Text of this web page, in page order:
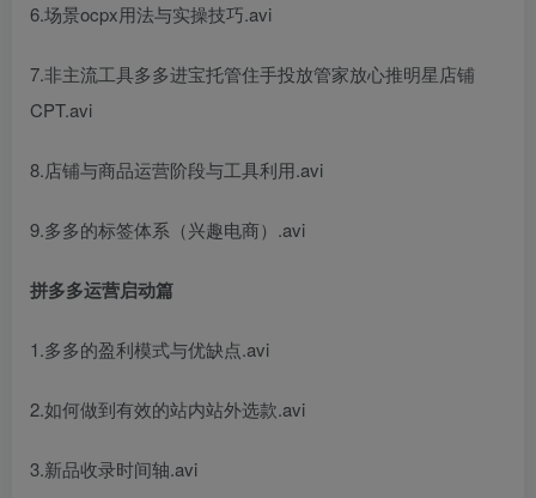
6.场景ocpx用法与实操技巧.avi
7.非主流工具多多进宝托管住手投放管家放心推明星店铺
CPT.avi
8.店铺与商品运营阶段与工具利用.avi
9.多多的标签体系（兴趣电商）.avi
拼多多运营启动篇
1.多多的盈利模式与优缺点.avi
2.如何做到有效的站内站外选款.avi
3.新品收录时间轴.avi